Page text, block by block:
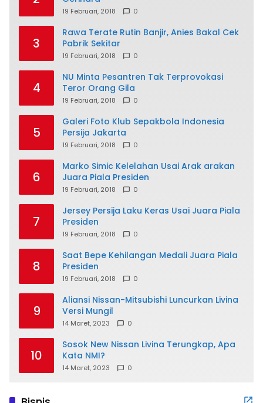
19 Februari, 2018 0
3
Rawa Terate Rutin Banjir, Anies Bakal Cek
Pabrik Sekitar
19 Februari, 2018 0
4
NU Minta Pesantren Tak Terprovokasi
Teror Orang Gila
19 Februari, 2018 0
5
Galeri Foto Klub Sepakbola Indonesia
Persija Jakarta
19 Februari, 2018 0
6
Marko Simic Kelelahan Usai Arak arakan
Juara Piala Presiden
19 Februari, 2018 0
7
Jersey Persija Laku Keras Usai Juara Piala
Presiden
19 Februari, 2018 0
8
Saat Bepe Kehilangan Medali Juara Piala
Presiden
19 Februari, 2018 0
9
Aliansi Nissan-Mitsubishi Luncurkan Livina
Versi Mungil
14 Maret, 2023 0
10
Sosok New Nissan Livina Terungkap, Apa
Kata NMI?
14 Maret, 2023 0